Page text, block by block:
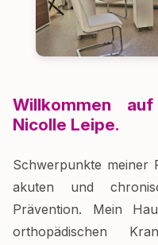
Willkommen
Nicolle Leipe.
Schwerpunkte meiner
akuten und
Prävention. Mein
orthopädischen